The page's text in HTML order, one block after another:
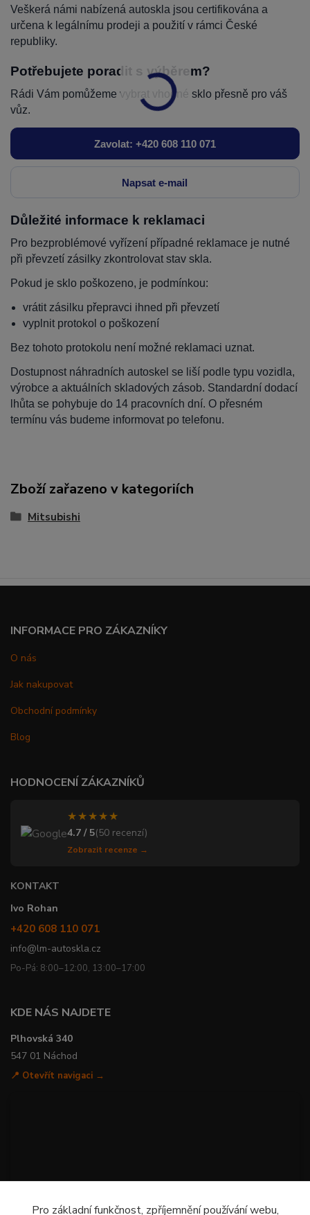
Veškerá námi nabízená autoskla jsou certifikována a
určena k legálnímu prodeji a použití v rámci České
republiky.
Potřebujete poradit s výběrem?
Rádi Vám pomůžeme vybrat vhodné sklo přesně pro váš
vůz.
Zavolat: +420 608 110 071
Napsat e-mail
Důležité informace k reklamaci
Pro bezproblémové vyřízení případné reklamace je nutné
při převzetí zásilky zkontrolovat stav skla.
Pokud je sklo poškozeno, je podmínkou:
vrátit zásilku přepravci ihned při převzetí
vyplnit protokol o poškození
Bez tohoto protokolu není možné reklamaci uznat.
Dostupnost náhradních autoskel se liší podle typu vozidla,
výrobce a aktuálních skladových zásob. Standardní dodací
lhůta se pohybuje do 14 pracovních dní. O přesném
termínu vás budeme informovat po telefonu.
Zboží zařazeno v kategoriích
Mitsubishi
INFORMACE PRO ZÁKAZNÍKY
O nás
Jak nakupovat
Obchodní podmínky
Blog
HODNOCENÍ ZÁKAZNÍKŮ
★★★★★
4.7 / 5(50 recenzí)
Zobrazit recenze →
KONTAKT
Ivo Rohan
+420 608 110 071
info@lm-autoskla.cz
Po-Pá: 8:00–12:00, 13:00–17:00
KDE NÁS NAJDETE
Plhovská 340
547 01 Náchod
📍 Otevřít navigaci →
Pro základní funkčnost, zpříjemnění používání webu,